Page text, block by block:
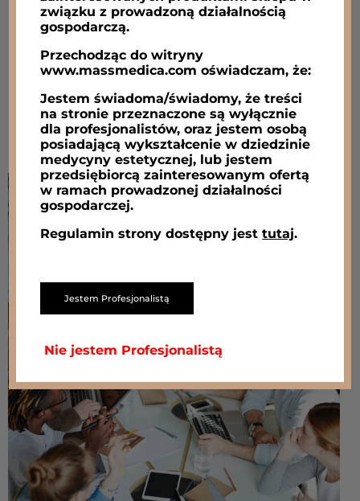
związku z prowadzoną działalnością
gospodarczą.
Przechodząc do witryny
www.massmedica.com oświadczam, że:
Jestem świadoma/świadomy, że treści
na stronie przeznaczone są wyłącznie
dla profesjonalistów, oraz jestem osobą
posiadającą wykształcenie w dziedzinie
medycyny estetycznej, lub jestem
przedsiębiorcą zainteresowanym ofertą
w ramach prowadzonej działalności
gospodarczej.
Regulamin strony dostępny jesttutaj.
Jestem Profesjonalistą
Nie jestem Profesjonalistą